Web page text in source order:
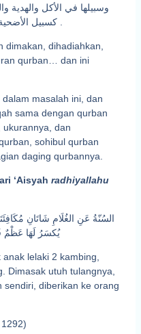
وسبيلها في الأكل والهدية
كسبيل الأضحية .. وبهذا قال الشافعي .
dimakan, dihadiahkan,
qurban… dan ini
masalah ini, dan
sama dengan qurban
dan
sohibul qurban
daging qurbannya.
‘Aisyah radhiyallahu
السُنّةُ عَنِ الغُلَامِ شَاتَانِ
يُكسَرُ لَهَا عَظْمٌ
lelaki 2 kambing,
Dimasak utuh tulangnya,
sendiri, diberikan ke orang